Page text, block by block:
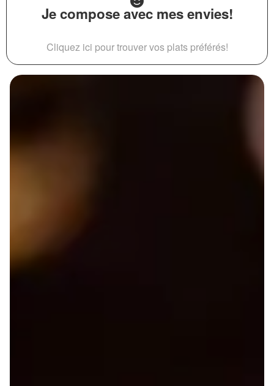
Je compose avec mes envies!
Cliquez ici pour trouver vos plats préférés!